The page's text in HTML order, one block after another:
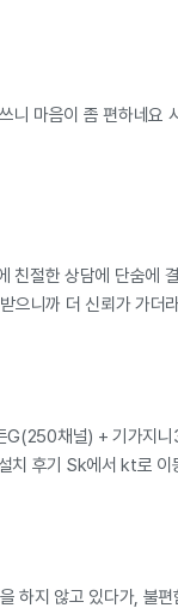
치할 생각이없어서 제
시는 분들도 전부 친절
합한지, 제가 결합을 하
데 렉없이 원활하고 빠
실히 만족시켜주었다..
니 마음이 좀 편하네요
친절한 상담에 단숨에
으니까 더 신뢰가 가더
주시고, 휴대폰 약정도
사로 갈아타는게 현명
채널) + 기가지니
치 후기 Sk에서 kt로 이
더 혜택이많고 좋아서
기분이좋았네요. 유명
하지 않고 있다가, 불